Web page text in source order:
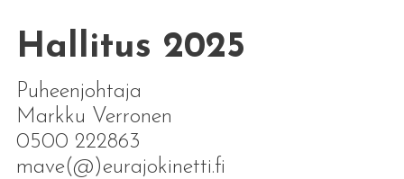
Hallitus 2025
Puheenjohtaja
Markku Verronen
0500 222863
mave(@)eurajokinetti.fi